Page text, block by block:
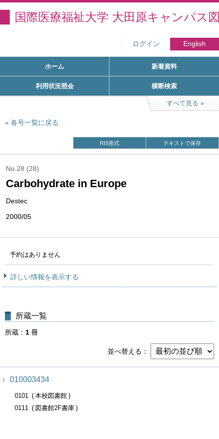
国際医療福祉大学 大田原キャンパス
ログイン English
ホーム 新着資料
利用状況照会 横断検索
すべて見る
各号一覧に戻る
RIS形式 テキストで保存
No.28 (28)
Carbohydrate in Europe
Destec
2000/05
予約はありません
詳しい情報を表示する
所蔵一覧
所蔵 1 冊
並べ替える
1 010003434
0101
本校図書館
0111
図書館2F書庫